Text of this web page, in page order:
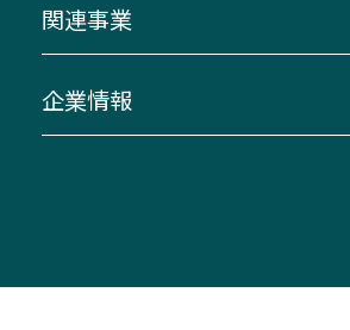
迂回・休止について
臨時バスについて
伊勢二見鳥羽周遊バスCANばす
「みえブルーライン」（三重大
神都ライナー
南紀～VISON～名古屋
湯の山温泉～名古屋
桑名・長島温泉・金城ふ頭駅～中
（休止中）
お客様駐車場のご案内
お問い合わせ
貸切バス団体旅行
美し国周遊ばす
関連事業
自家用自動車車両運行管理
企業情報